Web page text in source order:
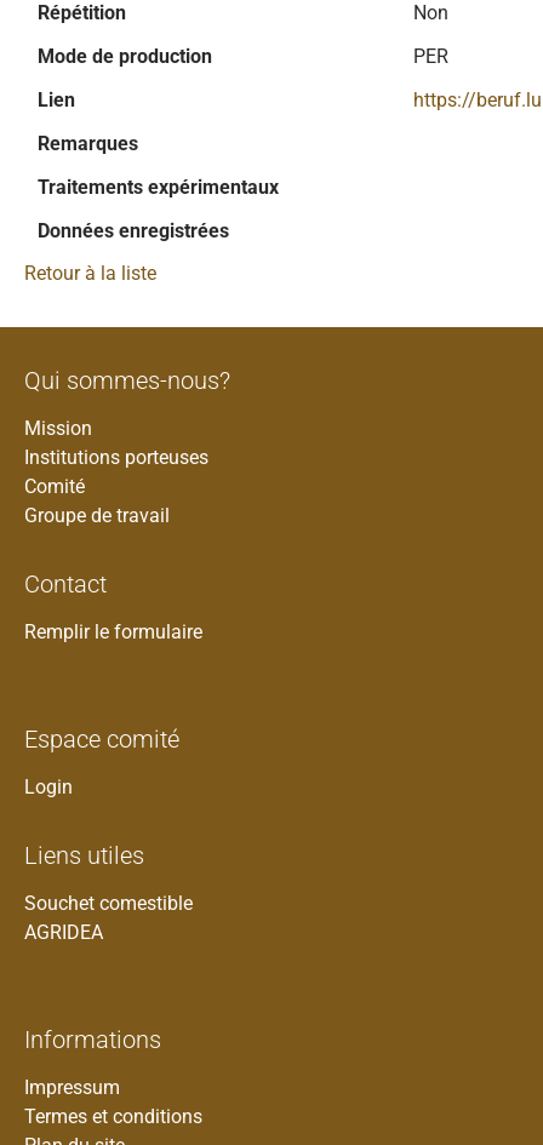
Répétition
Non
Mode de production
PER
Lien
https://
Remarques
Traitements expérimentaux
Données enregistrées
Retour à la liste
Qui sommes-nous?
Mission
Institutions porteuses
Comité
Groupe de travail
Contact
Remplir le formulaire
Espace comité
Login
Liens utiles
Souchet comestible
AGRIDEA
Informations
Impressum
Termes et conditions